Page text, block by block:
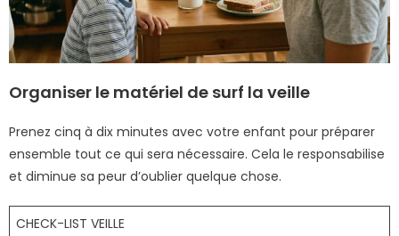
Organiser le matériel de surf la veille
Prenez cinq à dix minutes avec votre enfant pour préparer
ensemble tout ce qui sera nécessaire. Cela le responsabilise
et diminue sa peur d’oublier quelque chose.
CHECK-LIST VEILLE